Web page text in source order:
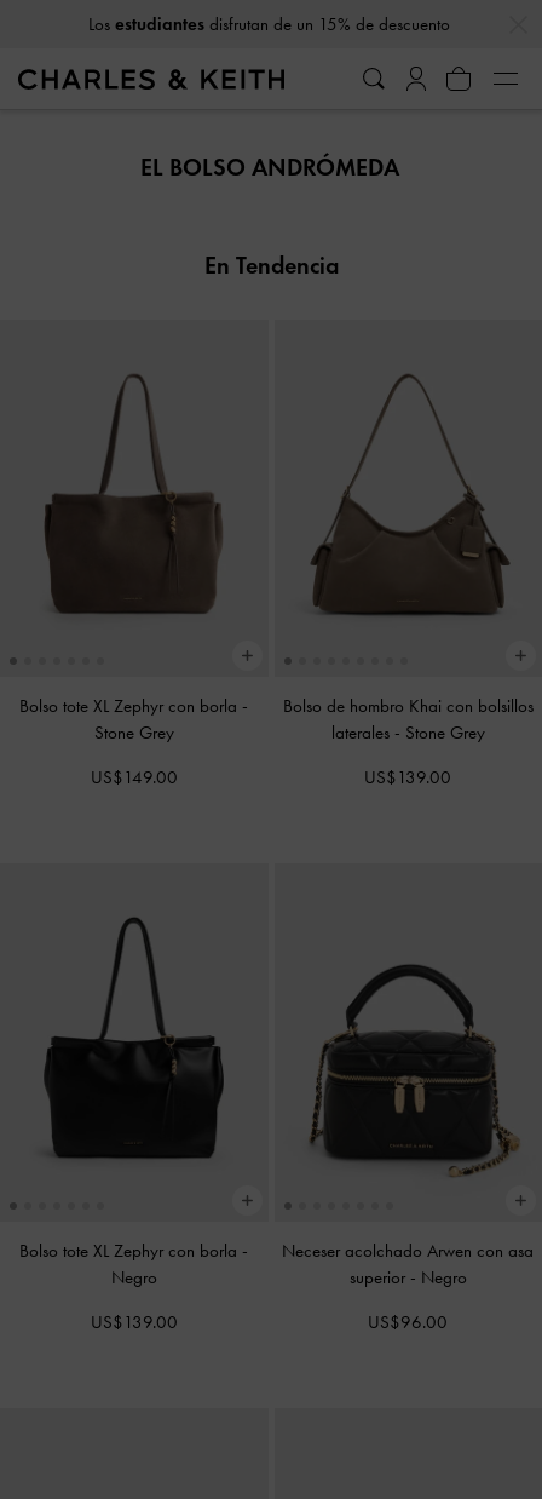
Los estudiantesdisfrutan de un 15% de descuento
EL BOLSO ANDRÓMEDA
En Tendencia
Bolso tote XL Zephyr con borla -
Stone Grey
US$149.00
Bolso de hombro Khai con bolsillos
laterales - Stone Grey
US$139.00
Bolso tote XL Zephyr con borla -
Negro
US$139.00
Neceser acolchado Arwen con asa
superior - Negro
US$96.00